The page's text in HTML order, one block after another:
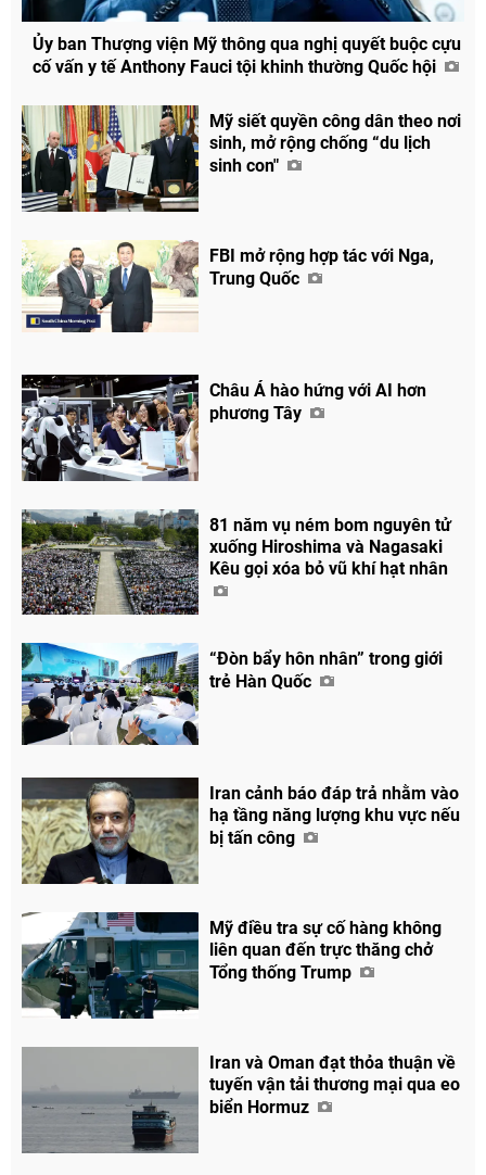
Ủy ban Thượng viện Mỹ thông qua nghị quyết buộc cựu
cố vấn y tế Anthony Fauci tội khinh thường Quốc hội
Mỹ siết quyền công dân theo nơi
sinh, mở rộng chống “du lịch
sinh con"
FBI mở rộng hợp tác với Nga,
Trung Quốc
Châu Á hào hứng với AI hơn
phương Tây
81 năm vụ ném bom nguyên tử
xuống Hiroshima và Nagasaki
Kêu gọi xóa bỏ vũ khí hạt nhân
“Đòn bẩy hôn nhân” trong giới
trẻ Hàn Quốc
Iran cảnh báo đáp trả nhằm vào
hạ tầng năng lượng khu vực nếu
bị tấn công
Mỹ điều tra sự cố hàng không
liên quan đến trực thăng chở
Tổng thống Trump
Iran và Oman đạt thỏa thuận về
tuyến vận tải thương mại qua eo
biển Hormuz